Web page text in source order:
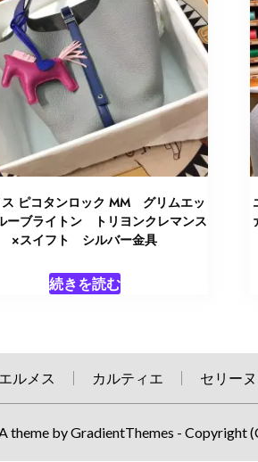
ス ピコタンロック MM グリムエッ
ーブライトン トリヨンクレマンス
×スイフト シルバー金具
続きを読む
エルメス カルティエ セリーヌ
A theme by GradientThemes - Copyright